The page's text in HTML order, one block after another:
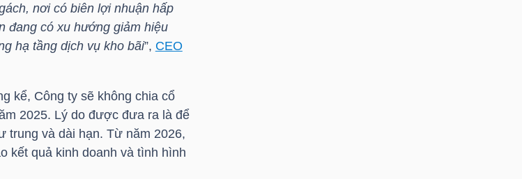
nơi có biên lợi nhuận hấp
đang có xu hướng giảm hiệu
hạ tầng dịch vụ kho bãi”, CEO
kể, Công ty sẽ không chia cổ
2025. Lý do được đưa ra là để
trung và dài hạn. Từ năm 2026,
kết quả kinh doanh và tình hình